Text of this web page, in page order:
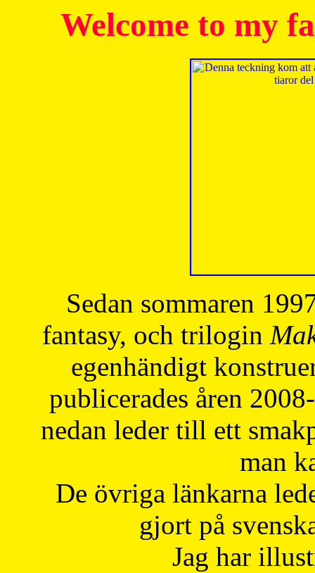
Welcome to my
Sedan sommaren
fantasy, och trilogin
egenhändigt
publicerades åren
nedan leder till ett
man
De övriga länkarna
gjort på
Jag har